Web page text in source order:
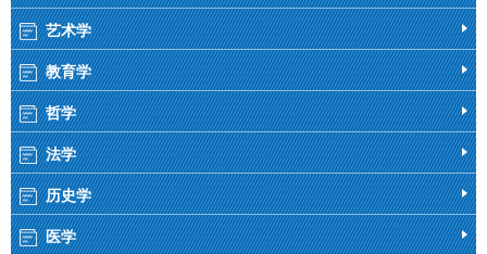
艺术学
教育学
哲学
法学
历史学
医学